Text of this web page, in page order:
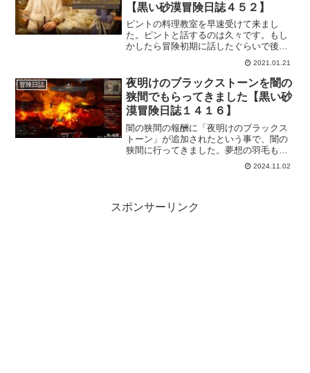
【黒い砂漠冒険日誌４５２】
ピントの料理教室を早速受けて来まし
た。ピントと話するのは久々です。もし
かしたら冒険初期に話したぐらいで後は
話をした記憶がありません。今回のピン
トの料理教室もピントが寂しくなったの
かもしれません。後、べリア村に寄った
ついでに亀裂の残滓も交換してきまし
た。
2021.01.21
冒険日誌
夜明けのブラックストーンを闇の
狭間でもらってきました【黒い砂
漠冒険日誌１４１６】
闇の狭間の報酬に「夜明けのブラックス
トーン」が追加されたという事で、闇の
狭間に行ってきました。夢想の羽毛も欲
しいので一気に闇の狭間人気が上がりそ
うです…。今のところ闇の狭間でしか獲
2024.11.02
スポンサーリンク